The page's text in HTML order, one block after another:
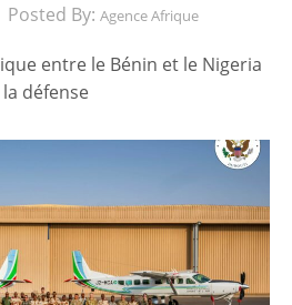
Posted By: Agence Afrique
entre le Bénin et le Nigeria
défense